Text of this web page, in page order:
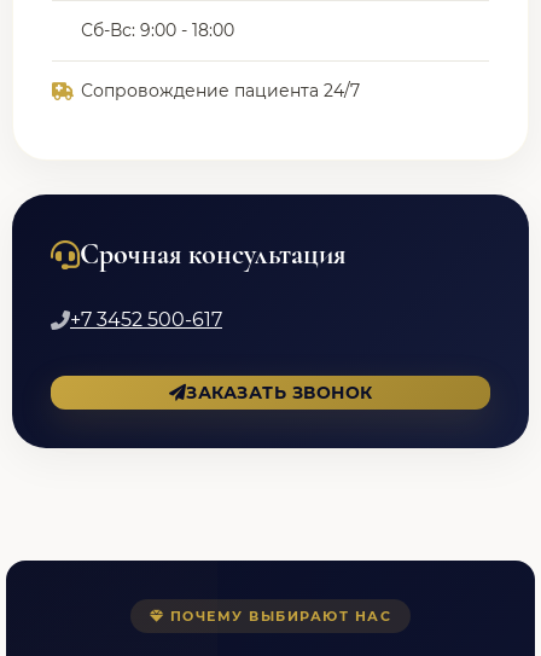
Сб-Вс: 9:00 - 18:00
Сопровождение пациента 24/7
Срочная консультация
+7 3452 500-617
ЗАКАЗАТЬ ЗВОНОК
ПОЧЕМУ ВЫБИРАЮТ НАС